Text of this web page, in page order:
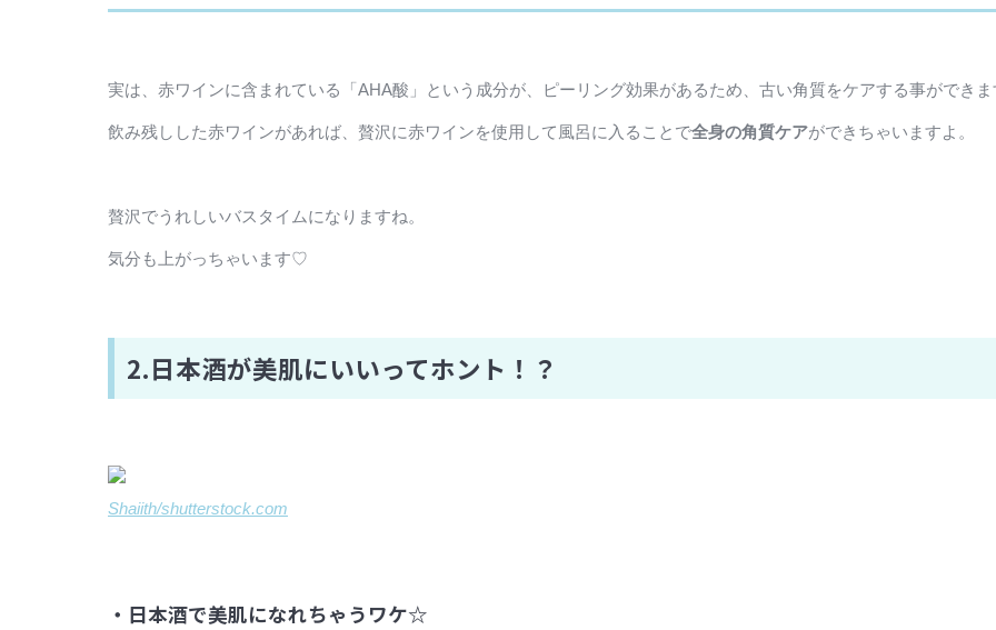
実は、赤ワインに含まれている「AHA酸」という成分が、ピーリング効果があるため、古い角質をケアする事ができ
飲み残しした赤ワインがあれば、贅沢に赤ワインを使用して風呂に入ることで全身の角質ケアができちゃいますよ。
贅沢でうれしいバスタイムになりますね。
気分も上がっちゃいます♡
2.日本酒が美肌にいいってホント！？
Shaiith/shutterstock.com
・日本酒で美肌になれちゃうワケ☆